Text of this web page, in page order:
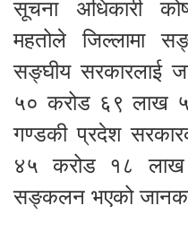
सूचना अधिकारी
महतोले जिल्लामा
सङ्घीय सरकारलाई
५० करोड ६९ लाख
गण्डकी प्रदेश
४५ करोड १८
सङ्कलन भएको